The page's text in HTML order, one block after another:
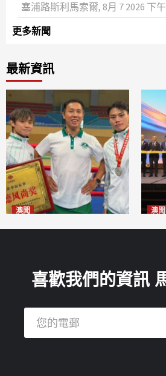
塞浦路斯利馬索爾, 8月 7 2026 下
更多新聞
最新資訊
澳聞 澳聞
喜歡我們的資訊